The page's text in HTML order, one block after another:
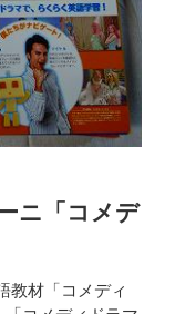
ニ「コメデ
教材「コメディ